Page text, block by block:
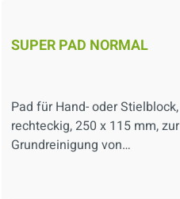
SUPER PAD NORMAL
Pad für Hand- oder Stielblock,
rechteckig, 250 x 115 mm, zur
Grundreinigung von